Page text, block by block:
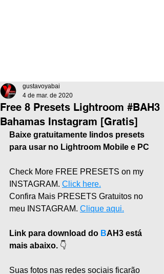
Free 8 Presets Lightroom #BAH3
Bahamas Instagram [Gratis]
gustavoyabai
4 de mar. de 2020
Baixe gratuitamente lindos presets
para usar no Lightroom Mobile e PC
Check More FREE PRESETS on my
INSTAGRAM. Click here.
Confira Mais PRESETS Gratuitos no
meu INSTAGRAM. Clique aqui.
Link para download do BAH3 está
mais abaixo. 👇
Suas fotos nas redes sociais ficarão